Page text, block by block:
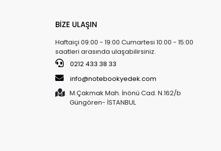
BİZE ULAŞIN
Haftaiçi 09:00 - 19:00 Cumartesi 10:00 - 15:00
saatleri arasında ulaşabilirsiniz.
0212 433 38 33
info@notebookyedek.com
M.Çakmak Mah. İnönü Cad. N.162/b
Güngören- İSTANBUL